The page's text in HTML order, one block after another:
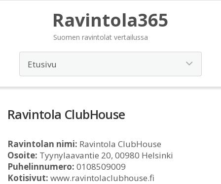
Ravintola365
Suomen ravintolat vertailussa
Ravintola ClubHouse
Ravintolan nimi: Ravintola ClubHouse
Osoite: Tyynylaavantie 20, 00980 Helsinki
Puhelinnumero: 0108509009
Kotisivut: www.ravintolaclubhouse.fi